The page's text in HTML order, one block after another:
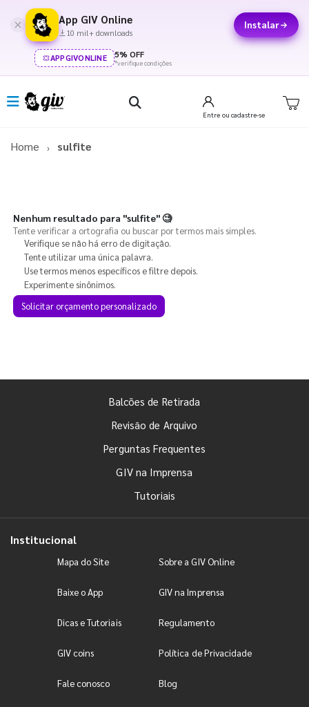
App GIV Online
10 mil+ downloads
Instalar
APPGIVONLINE 5% OFF
*verifique condições
Entre ou cadastre-se
Home sulfite
Nenhum resultado para "sulfite"🧐
Tente verificar a ortografia ou buscar por termos mais simples.
Verifique se não há erro de digitação.
Tente utilizar uma única palavra.
Use termos menos específicos e filtre depois.
Experimente sinônimos.
Solicitar orçamento personalizado
Balcões de Retirada
Revisão de Arquivo
Perguntas Frequentes
GIV na Imprensa
Tutoriais
Institucional
Mapa do Site Sobre a GIV Online
Baixe o App GIV na Imprensa
Dicas e Tutoriais Regulamento
GIV coins Política de Privacidade
Fale conosco Blog